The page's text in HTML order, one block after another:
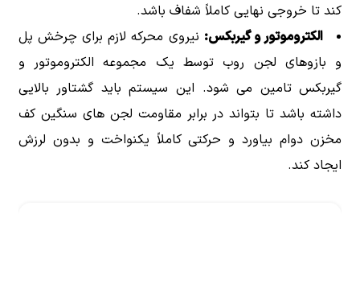
کند تا خروجی نهایی کاملاً شفاف باشد.
الکتروموتور و گیربکس: نیروی محرکه لازم برای چرخش پل
و بازوهای لجن روب توسط یک مجموعه الکتروموتور و
گیربکس تامین می شود. این سیستم باید گشتاور بالایی
داشته باشد تا بتواند در برابر مقاومت لجن های سنگین کف
مخزن دوام بیاورد و حرکتی کاملاً یکنواخت و بدون لرزش
ایجاد کند.